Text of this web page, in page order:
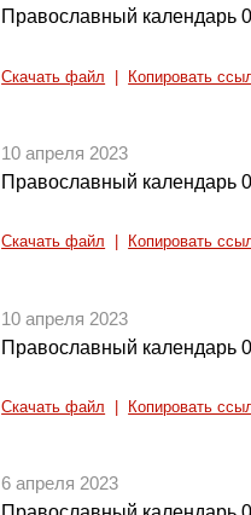
Православный календарь
Скачать файл Копировать
10 апреля 2023
Православный календарь
Скачать файл Копировать
10 апреля 2023
Православный календарь
Скачать файл Копировать
6 апреля 2023